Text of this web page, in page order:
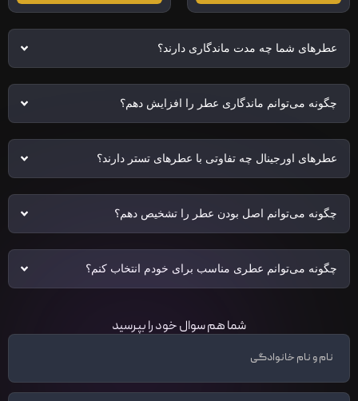
عطرهای شما چه مدت ماندگاری دارند؟
چگونه می‌توانم ماندگاری عطر را افزایش دهم؟
عطرهای اورجینال چه تفاوتی با عطرهای تستر دارند؟
چگونه می‌توانم اصل بودن عطر را تشخیص دهم؟
چگونه می‌توانم عطری مناسب برای خودم انتخاب کنم؟
شما هم سوال خود را بپرسید